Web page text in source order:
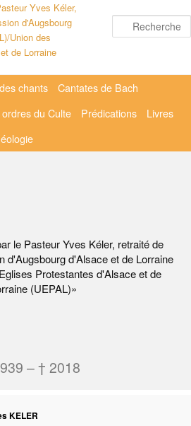
le Pasteur Yves Kéler, retraité de
d'Augsbourg d'Alsace et de Lorraine
Protestantes d'Alsace et de
(UEPAL)»
– † 2018
chants
Cantates de Bach
du Culte Prédications
Livres
KELER